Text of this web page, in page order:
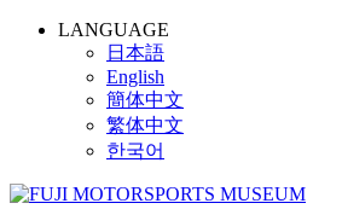
LANGUAGE
日本語
English
簡体中文
繁体中文
한국어